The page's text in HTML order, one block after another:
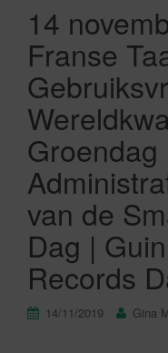
14
Franse
Groendag
van de
Dag |
Records
14/11/2019 Gina